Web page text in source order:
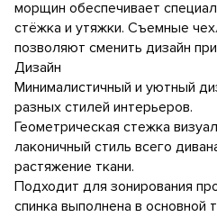
морщин обеспечивает
стёжка и утяжки. Съемные
позволяют сменить дизайн
Дизайн
Минималистичный и уютный
разных стилей интерьеров.
Геометрическая стежка
лаконичный стиль всего
растяжение ткани.
Подходит для зонирования
спинка выполнена в основной